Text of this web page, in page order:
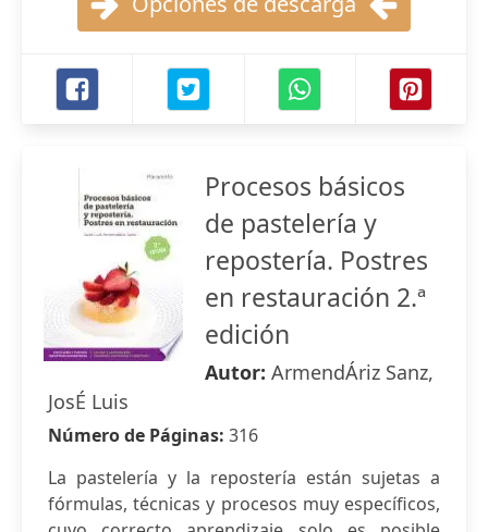
Procesos básicos
de pastelería y
repostería. Postres
en restauración 2.ª
edición
Autor: ArmendÁriz Sanz,
JosÉ Luis
Número de Páginas: 316
La pastelería y la repostería están sujetas a
fórmulas, técnicas y procesos muy específicos,